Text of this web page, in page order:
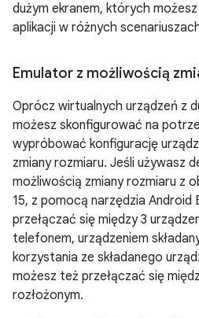
dużym ekranem, których
aplikacji w różnych
Emulator z możliwością
Oprócz wirtualnych urządzeń z
możesz skonfigurować na
wypróbować konfigurację
zmiany rozmiaru. Jeśli używasz
możliwością zmiany rozmiaru z
15, z pomocą narzędzia
przełączać się między 3
telefonem, urządzeniem
korzystania ze składanego
możesz też przełączać się
rozłożonym.